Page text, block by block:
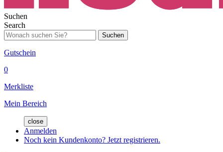
Suchen
Search
Suchen
Gutschein
0
Merkliste
Mein Bereich
close
Anmelden
Noch kein Kundenkonto? Jetzt registrieren.